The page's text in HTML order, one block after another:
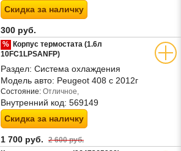
Скидка за наличку
300 руб.
% Корпус термостата (1.6л
10FC1LPSANFP)
Раздел: Система охлаждения
Модель авто: Peugeot 408 с 2012г
Состояние: Отличное,
Внутренний код: 569149
Скидка за наличку
1 700 руб. 2 600 руб.